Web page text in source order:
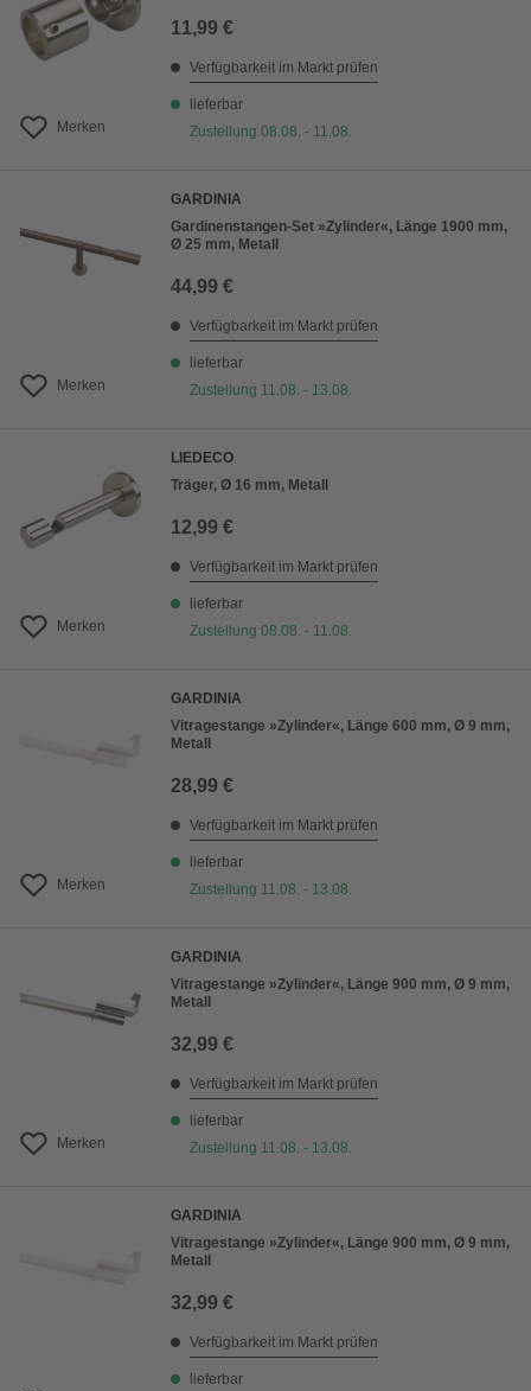
Merken
11,99 €
Verfügbarkeit im Markt prüfen
lieferbar
Zustellung 08.08. - 11.08.
Merken
GARDINIA
Gardinenstangen-Set »Zylinder«, Länge 1900 mm,
Ø 25 mm, Metall
44,99 €
Verfügbarkeit im Markt prüfen
lieferbar
Zustellung 11.08. - 13.08.
Merken
LIEDECO
Träger, Ø 16 mm, Metall
12,99 €
Verfügbarkeit im Markt prüfen
lieferbar
Zustellung 08.08. - 11.08.
Merken
GARDINIA
Vitragestange »Zylinder«, Länge 600 mm, Ø 9 mm,
Metall
28,99 €
Verfügbarkeit im Markt prüfen
lieferbar
Zustellung 11.08. - 13.08.
Merken
GARDINIA
Vitragestange »Zylinder«, Länge 900 mm, Ø 9 mm,
Metall
32,99 €
Verfügbarkeit im Markt prüfen
lieferbar
Zustellung 11.08. - 13.08.
GARDINIA
Vitragestange »Zylinder«, Länge 900 mm, Ø 9 mm,
Metall
32,99 €
Verfügbarkeit im Markt prüfen
lieferbar